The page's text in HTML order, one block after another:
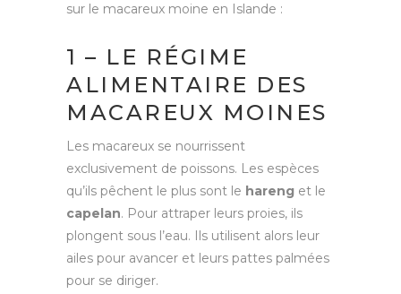
sur le macareux moine en Islande :
1 – LE RÉGIME
ALIMENTAIRE DES
MACAREUX MOINES
Les macareux se nourrissent
exclusivement de poissons. Les espèces
qu’ils pêchent le plus sont le hareng et le
capelan. Pour attraper leurs proies, ils
plongent sous l’eau. Ils utilisent alors leur
ailes pour avancer et leurs pattes palmées
pour se diriger.